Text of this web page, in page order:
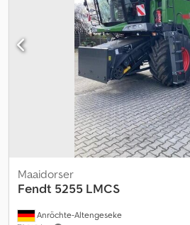
Bachar Ibrahim / Arabisch / Engels /
HU/SP/UVV, transport naar de haven
Zeer lange laadruimte. 10,00 m!
inzetbaar Verbredbaar Grijs-zwart
draaistel, luchtrem, EBS, luchtvering,
Vering: lucht, Laadvermogen (kg):
verbreedbaar, topconditie, 10,00 m
Wijzigingen en fouten voorbehouden.
Anröchte-Altengeseke
Maaidorser
Fendt 5255 LMCS